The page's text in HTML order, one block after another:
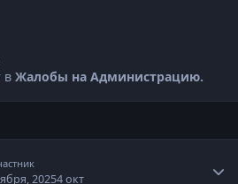
вЖалобы на Администрацию.
20254 окт